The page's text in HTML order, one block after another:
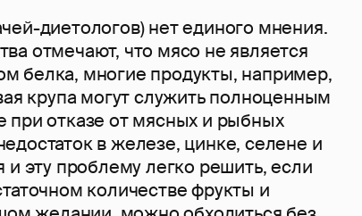
диетологов) нет единого мнения.
отмечают, что мясо не является
белка, многие продукты, например,
крупа могут служить полноценным
при отказе от мясных и рыбных
в железе, цинке, селене и
и эту проблему легко решить, если
количестве фрукты и